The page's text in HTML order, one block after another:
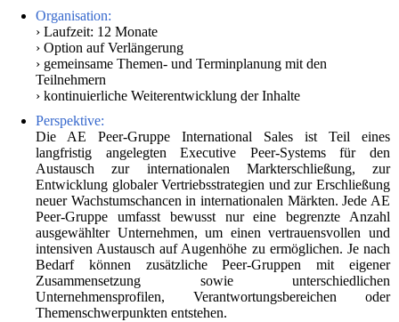
Organisation:
› Laufzeit: 12 Monate
› Option auf Verlängerung
› gemeinsame Themen- und Terminplanung mit den
Teilnehmern
› kontinuierliche Weiterentwicklung der Inhalte
Perspektive:
Die AE Peer-Gruppe International Sales ist Teil eines
langfristig angelegten Executive Peer-Systems für den
Austausch zur internationalen Markterschließung, zur
Entwicklung globaler Vertriebsstrategien und zur Erschließung
neuer Wachstumschancen in internationalen Märkten. Jede AE
Peer-Gruppe umfasst bewusst nur eine begrenzte Anzahl
ausgewählter Unternehmen, um einen vertrauensvollen und
intensiven Austausch auf Augenhöhe zu ermöglichen. Je nach
Bedarf können zusätzliche Peer-Gruppen mit eigener
Zusammensetzung sowie unterschiedlichen
Unternehmensprofilen, Verantwortungsbereichen oder
Themenschwerpunkten entstehen.